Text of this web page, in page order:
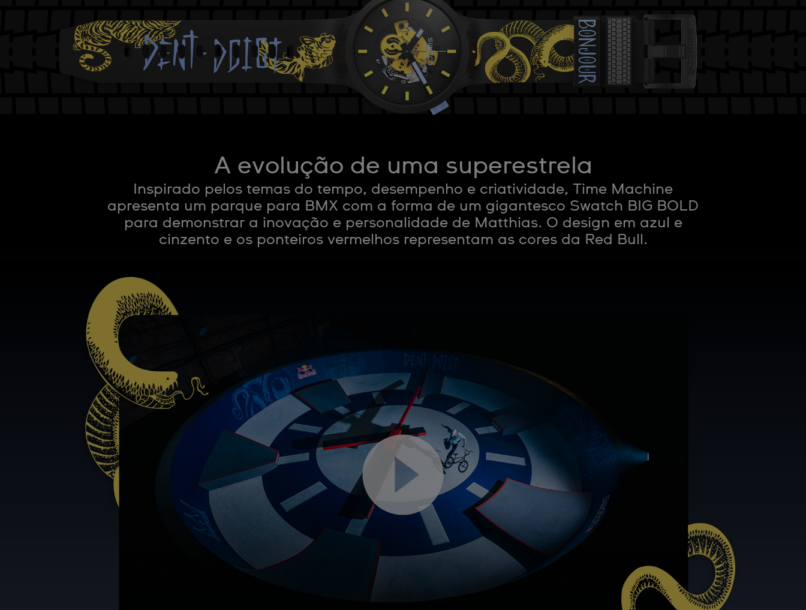
A evolução de uma superestrela
Inspirado pelos temas do tempo, desempenho e criatividade, Time Machine
apresenta um parque para BMX com a forma de um gigantesco Swatch BIG BOLD
para demonstrar a inovação e personalidade de Matthias. O design em azul e
cinzento e os ponteiros vermelhos representam as cores da Red Bull.